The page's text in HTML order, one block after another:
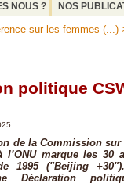
NOUS ?
NOS
sur les femmes (...)
politique
de la Commission
l’ONU marque les 30
1995 ("Beijing
Déclaration